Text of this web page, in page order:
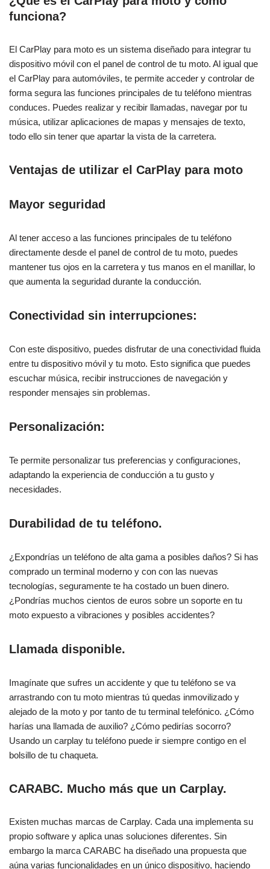
funciona?
El CarPlay para moto es un sistema diseñado para integrar tu
dispositivo móvil con el panel de control de tu moto. Al igual que
el CarPlay para automóviles, te permite acceder y controlar de
forma segura las funciones principales de tu teléfono mientras
conduces. Puedes realizar y recibir llamadas, navegar por tu
música, utilizar aplicaciones de mapas y mensajes de texto,
todo ello sin tener que apartar la vista de la carretera.
Ventajas de utilizar el CarPlay para moto
Mayor seguridad
Al tener acceso a las funciones principales de tu teléfono
directamente desde el panel de control de tu moto, puedes
mantener tus ojos en la carretera y tus manos en el manillar, lo
que aumenta la seguridad durante la conducción.
Conectividad sin interrupciones:
Con este dispositivo, puedes disfrutar de una conectividad fluida
entre tu dispositivo móvil y tu moto. Esto significa que puedes
escuchar música, recibir instrucciones de navegación y
responder mensajes sin problemas.
Personalización:
Te permite personalizar tus preferencias y configuraciones,
adaptando la experiencia de conducción a tu gusto y
necesidades.
Durabilidad de tu teléfono.
¿Expondrías un teléfono de alta gama a posibles daños? Si has
comprado un terminal moderno y con con las nuevas
tecnologías, seguramente te ha costado un buen dinero.
¿Pondrías muchos cientos de euros sobre un soporte en tu
moto expuesto a vibraciones y posibles accidentes?
Llamada disponible.
Imagínate que sufres un accidente y que tu teléfono se va
arrastrando con tu moto mientras tú quedas inmovilizado y
alejado de la moto y por tanto de tu terminal telefónico. ¿Cómo
harías una llamada de auxilio? ¿Cómo pedirías socorro?
Usando un carplay tu teléfono puede ir siempre contigo en el
bolsillo de tu chaqueta.
CARABC. Mucho más que un Carplay.
Existen muchas marcas de Carplay. Cada una implementa su
propio software y aplica unas soluciones diferentes. Sin
embargo la marca CARABC ha diseñado una propuesta que
aúna varias funcionalidades en un único dispositivo, haciendo